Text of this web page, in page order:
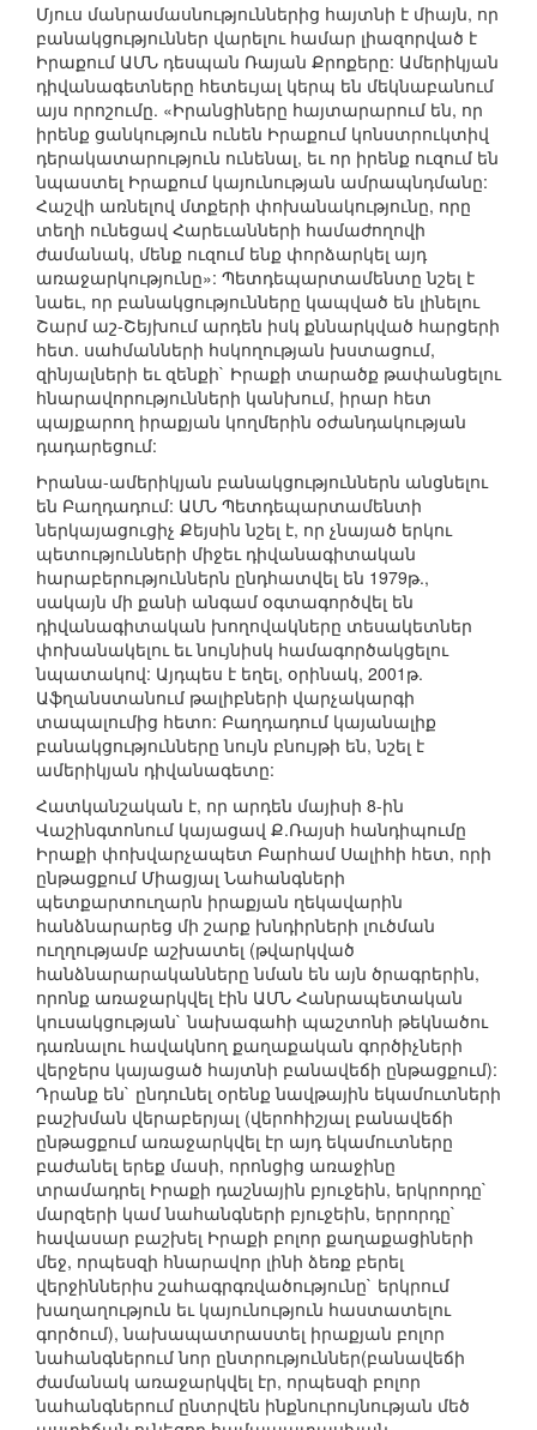
Մյուս մանրամասնություններից հայտնի է միայն, որ
բանակցություններ վարելու համար լիազորված է
Իրաքում ԱՄՆ դեսպան Ռայան Քրոքերը: Ամերիկյան
դիվանագետները հետեւյալ կերպ են մեկնաբանում
այս որոշումը. «Իրանցիները հայտարարում են, որ
իրենք ցանկություն ունեն Իրաքում կոնստրուկտիվ
դերակատարություն ունենալ, եւ որ իրենք ուզում են
նպաստել Իրաքում կայունության ամրապնդմանը:
Հաշվի առնելով մտքերի փոխանակությունը, որը
տեղի ունեցավ Հարեւանների համաժողովի
ժամանակ, մենք ուզում ենք փորձարկել այդ
առաջարկությունը»: Պետդեպարտամենտը նշել է
նաեւ, որ բանակցությունները կապված են լինելու
Շարմ աշ-Շեյխում արդեն իսկ քննարկված հարցերի
հետ. սահմանների հսկողության խստացում,
զինյալների եւ զենքի` Իրաքի տարածք թափանցելու
հնարավորությունների կանխում, իրար հետ
պայքարող իրաքյան կողմերին օժանդակության
դադարեցում:
Իրանա-ամերիկյան բանակցություններն անցնելու
են Բաղդադում: ԱՄՆ Պետդեպարտամենտի
ներկայացուցիչ Քեյսին նշել է, որ չնայած երկու
պետությունների միջեւ դիվանագիտական
հարաբերություններն ընդհատվել են 1979թ.,
սակայն մի քանի անգամ օգտագործվել են
դիվանագիտական խողովակները տեսակետներ
փոխանակելու եւ նույնիսկ համագործակցելու
նպատակով: Այդպես է եղել, օրինակ, 2001թ.
Աֆղանստանում թալիբների վարչակարգի
տապալումից հետո: Բաղդադում կայանալիք
բանակցությունները նույն բնույթի են, նշել է
ամերիկյան դիվանագետը:
Հատկանշական է, որ արդեն մայիսի 8-ին
Վաշինգտոնում կայացավ Ք.Ռայսի հանդիպումը
Իրաքի փոխվարչապետ Բարհամ Սալիհի հետ, որի
ընթացքում Միացյալ Նահանգների
պետքարտուղարն իրաքյան ղեկավարին
հանձնարարեց մի շարք խնդիրների լուծման
ուղղությամբ աշխատել (թվարկված
հանձնարարականները նման են այն ծրագրերին,
որոնք առաջարկվել էին ԱՄՆ Հանրապետական
կուսակցության` նախագահի պաշտոնի թեկնածու
դառնալու հավակնող քաղաքական գործիչների
վերջերս կայացած հայտնի բանավեճի ընթացքում):
Դրանք են` ընդունել օրենք նավթային եկամուտների
բաշխման վերաբերյալ (վերոհիշյալ բանավեճի
ընթացքում առաջարկվել էր այդ եկամուտները
բաժանել երեք մասի, որոնցից առաջինը
տրամադրել Իրաքի դաշնային բյուջեին, երկրորդը`
մարզերի կամ նահանգների բյուջեին, երրորդը`
հավասար բաշխել Իրաքի բոլոր քաղաքացիների
մեջ, որպեսզի հնարավոր լինի ձեռք բերել
վերջիններիս շահագրգռվածությունը` երկրում
խաղաղություն եւ կայունություն հաստատելու
գործում), նախապատրաստել իրաքյան բոլոր
նահանգներում նոր ընտրություններ(բանավեճի
ժամանակ առաջարկվել էր, որպեսզի բոլոր
նահանգներում ընտրվեն ինքնուրույնության մեծ